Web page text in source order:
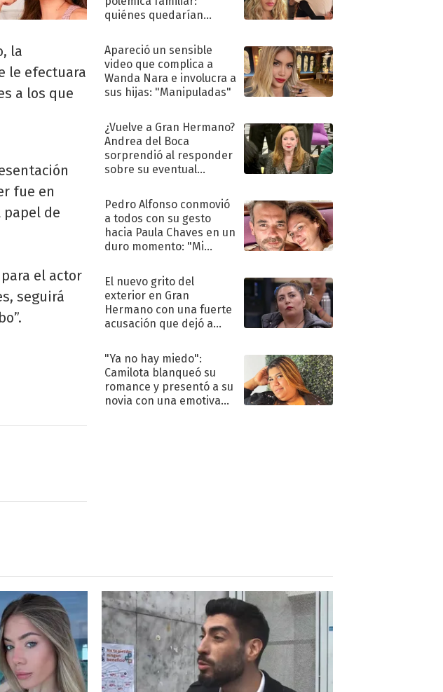
la
le efectuara
a los que
fue en
papel de
el actor
seguirá
quiénes quedarían
Apareció un sensible
video que complica a
Wanda Nara e involucra a
sus hijas: "Manipuladas"
¿Vuelve a Gran Hermano?
Andrea del Boca
sorprendió al responder
sobre su eventual
Pedro Alfonso conmovió
a todos con su gesto
hacia Paula Chaves en un
duro momento: "Mi
terapéutico"
El nuevo grito del
exterior en Gran
Hermano con una fuerte
acusación que dejó a
"Traidora"
"Ya no hay miedo":
Camilota blanqueó su
romance y presentó a su
novia con una emotiva